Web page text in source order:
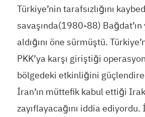
Türkiye’nin tarafsızlığını
savaşında(1980-88) Bağdat’ın
aldığını öne sürmüştü.
PKK’ya karşı giriştiği
bölgedeki etkinliğini
İran’ın müttefik kabul ettiği
zayıflayacağını iddia ediyordu.